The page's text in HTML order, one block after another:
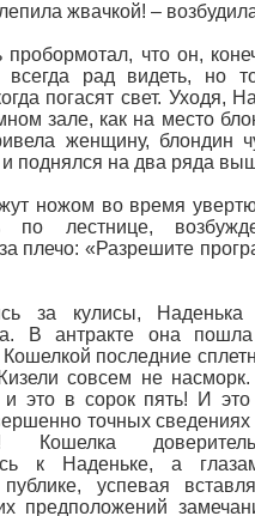
жвачкой! –
пробормотал, что он,
рад видеть, но
погасят свет. Уходя,
зале, как на место
женщину, блондин
и поднялся на два ряда
ножом во время
по лестнице,
плечо: «Разрешите
за кулисы, Наденька
В антракте она
последние
совсем не насморк.
и это в сорок пять! И это
точных сведениях
Кошелка
к Наденьке, а
успевая
предположений